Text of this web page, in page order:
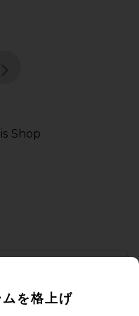
Shop
ースレターに登録。いつで
を格上げ